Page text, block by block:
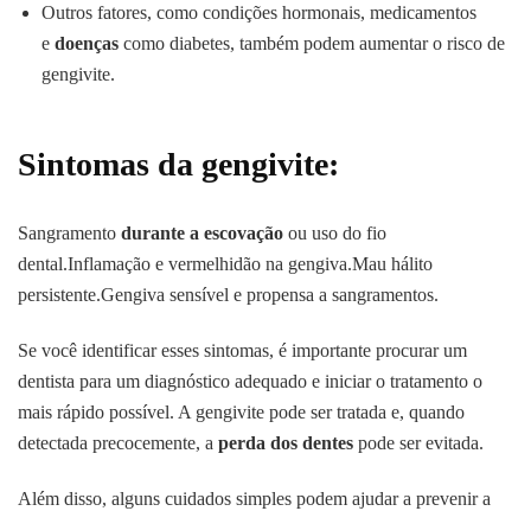
Outros fatores, como condições hormonais, medicamentos
e doenças como diabetes, também podem aumentar o risco de
gengivite.
Sintomas da gengivite:
Sangramento durante a escovação ou uso do fio
dental.Inflamação e vermelhidão na gengiva.Mau hálito
persistente.Gengiva sensível e propensa a sangramentos.
Se você identificar esses sintomas, é importante procurar um
dentista para um diagnóstico adequado e iniciar o tratamento o
mais rápido possível. A gengivite pode ser tratada e, quando
detectada precocemente, a perda dos dentes pode ser evitada.
Além disso, alguns cuidados simples podem ajudar a prevenir a